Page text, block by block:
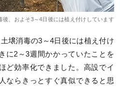
後、およそ3～4日後には植え付けしています
壌消毒の3～4日後には植え付け
に2～3週間かかっていたことを
ど効率化できました。高設でイ
ならきっとすぐ真似できると思